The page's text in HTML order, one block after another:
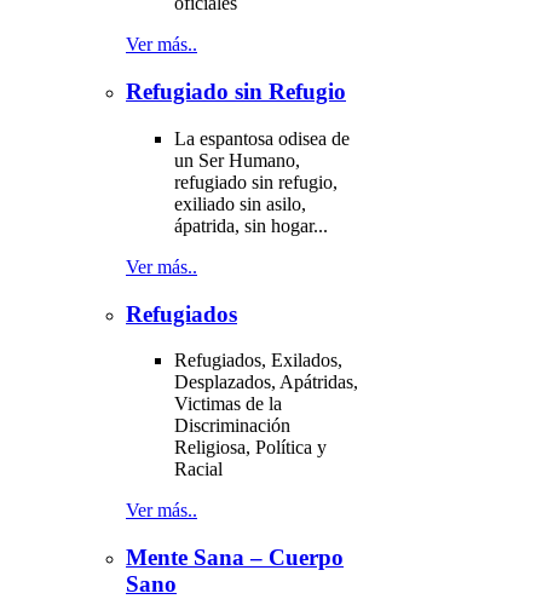
Ver más..
Refugiado sin Refugio
La espantosa odisea de
un Ser Humano,
refugiado sin refugio,
exiliado sin asilo,
ápatrida, sin hogar...
Ver más..
Refugiados
Refugiados, Exilados,
Desplazados, Apátridas,
Victimas de la
Discriminación
Religiosa, Política y
Racial
Ver más..
Mente Sana – Cuerpo
Sano